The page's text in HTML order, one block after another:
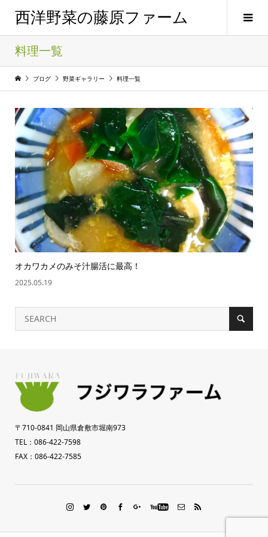
西洋野菜の藤原ファーム
料理一覧
ブログ 野菜ギャラリー 料理一覧
オカワカメのみそ汁腸活に最高！
2025.05.19
〒710-0841 岡山県倉敷市堀南973
TEL：086-422-7598
FAX：086-422-7585